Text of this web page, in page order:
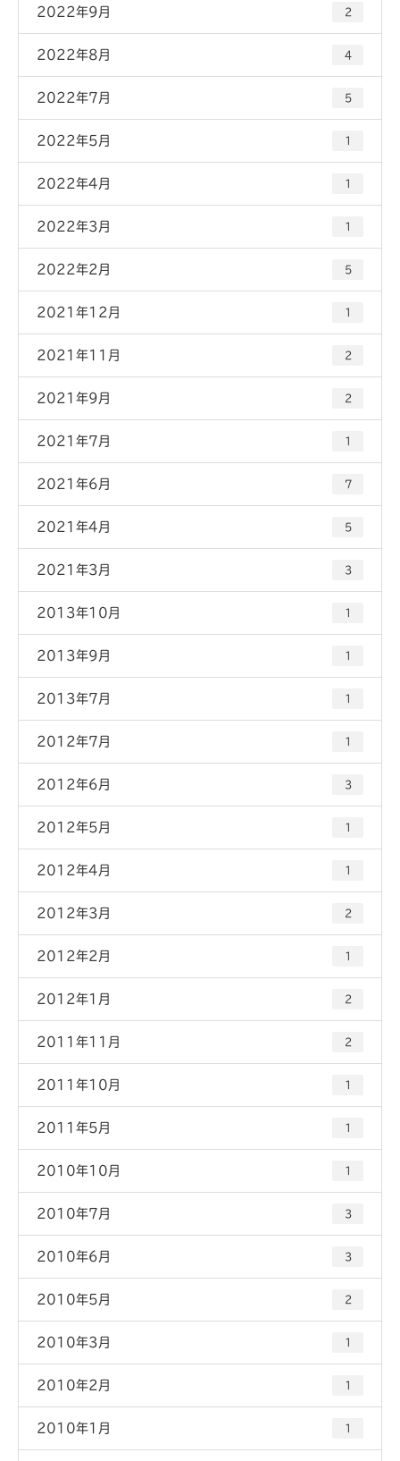
2022年9月 2
2022年8月 4
2022年7月 5
2022年5月 1
2022年4月 1
2022年3月 1
2022年2月 5
2021年12月 1
2021年11月 2
2021年9月 2
2021年7月 1
2021年6月 7
2021年4月 5
2021年3月 3
2013年10月 1
2013年9月 1
2013年7月 1
2012年7月 1
2012年6月 3
2012年5月 1
2012年4月 1
2012年3月 2
2012年2月 1
2012年1月 2
2011年11月 2
2011年10月 1
2011年5月 1
2010年10月 1
2010年7月 3
2010年6月 3
2010年5月 2
2010年3月 1
2010年2月 1
2010年1月 1